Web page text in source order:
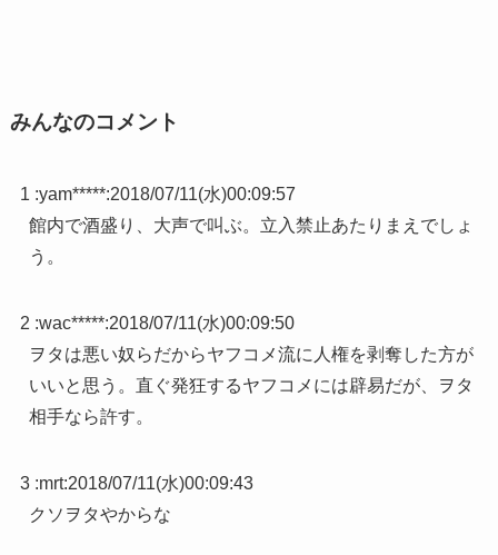
みんなのコメント
1 :yam*****:2018/07/11(水)00:09:57
館内で酒盛り、大声で叫ぶ。立入禁止あたりまえでしょ
う。
2 :wac*****:2018/07/11(水)00:09:50
ヲタは悪い奴らだからヤフコメ流に人権を剥奪した方が
いいと思う。直ぐ発狂するヤフコメには辟易だが、ヲタ
相手なら許す。
3 :mrt:2018/07/11(水)00:09:43
クソヲタやからな